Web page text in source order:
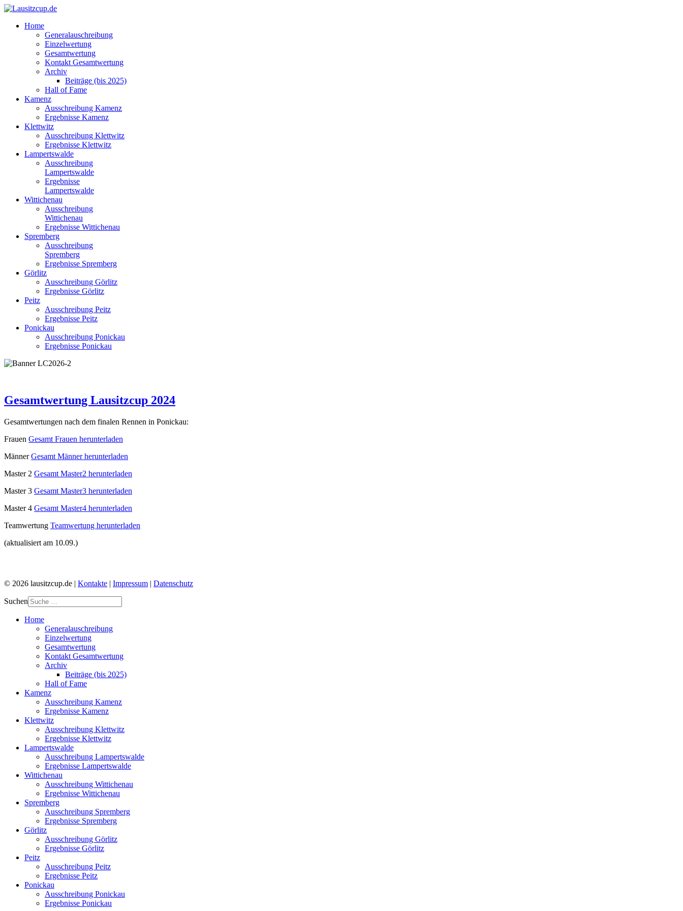
Home
Generalauschreibung
Einzelwertung
Gesamtwertung
Kontakt Gesamtwertung
Archiv
Beiträge (bis 2025)
Hall of Fame
Kamenz
Ausschreibung Kamenz
Ergebnisse Kamenz
Klettwitz
Ausschreibung Klettwitz
Ergebnisse Klettwitz
Lampertswalde
Ausschreibung
Lampertswalde
Ergebnisse
Lampertswalde
Wittichenau
Ausschreibung
Wittichenau
Ergebnisse Wittichenau
Spremberg
Ausschreibung
Spremberg
Ergebnisse Spremberg
Görlitz
Ausschreibung Görlitz
Ergebnisse Görlitz
Peitz
Ausschreibung Peitz
Ergebnisse Peitz
Ponickau
Ausschreibung Ponickau
Ergebnisse Ponickau
Gesamtwertung Lausitzcup 2024
Gesamtwertungen nach dem finalen Rennen in Ponickau:
Frauen Gesamt Frauen herunterladen
MännerGesamt Männer herunterladen
Master 2 Gesamt Master2 herunterladen
Master 3 Gesamt Master3 herunterladen
Master 4 Gesamt Master4 herunterladen
Teamwertung Teamwertung herunterladen
(aktualisiert am 10.09.)
© 2026 lausitzcup.de | Kontakte | Impressum | Datenschutz
Suchen
Home
Generalauschreibung
Einzelwertung
Gesamtwertung
Kontakt Gesamtwertung
Archiv
Beiträge (bis 2025)
Hall of Fame
Kamenz
Ausschreibung Kamenz
Ergebnisse Kamenz
Klettwitz
Ausschreibung Klettwitz
Ergebnisse Klettwitz
Lampertswalde
Ausschreibung Lampertswalde
Ergebnisse Lampertswalde
Wittichenau
Ausschreibung Wittichenau
Ergebnisse Wittichenau
Spremberg
Ausschreibung Spremberg
Ergebnisse Spremberg
Görlitz
Ausschreibung Görlitz
Ergebnisse Görlitz
Peitz
Ausschreibung Peitz
Ergebnisse Peitz
Ponickau
Ausschreibung Ponickau
Ergebnisse Ponickau